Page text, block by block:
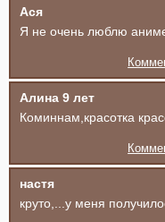
Ася
Я не очень люблю
Алина 9 лет
Коминнам,красотка
настя
круто,...у меня